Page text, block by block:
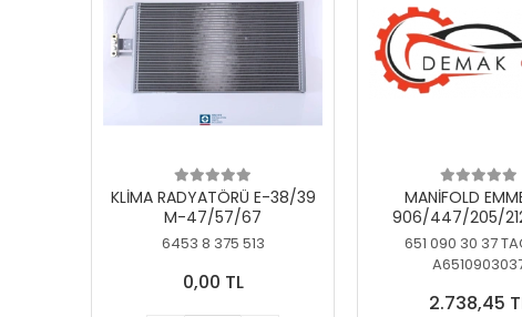
KLİMA RADYATÖRÜ E-38/39
M-47/57/67
6453 8 375 513
0,00 TL
MANİFOLD
906/447/205/
KELEBEKSİZ
651 090 30 37
2.738,45